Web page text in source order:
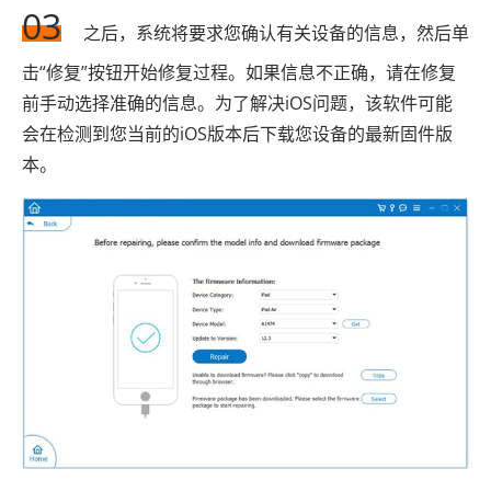
03
之后，系统将要求您确认有关设备的信息，然后单
击“修复”按钮开始修复过程。如果信息不正确，请在修复
前手动选择准确的信息。为了解决iOS问题，该软件可能
会在检测到您当前的iOS版本后下载您设备的最新固件版
本。